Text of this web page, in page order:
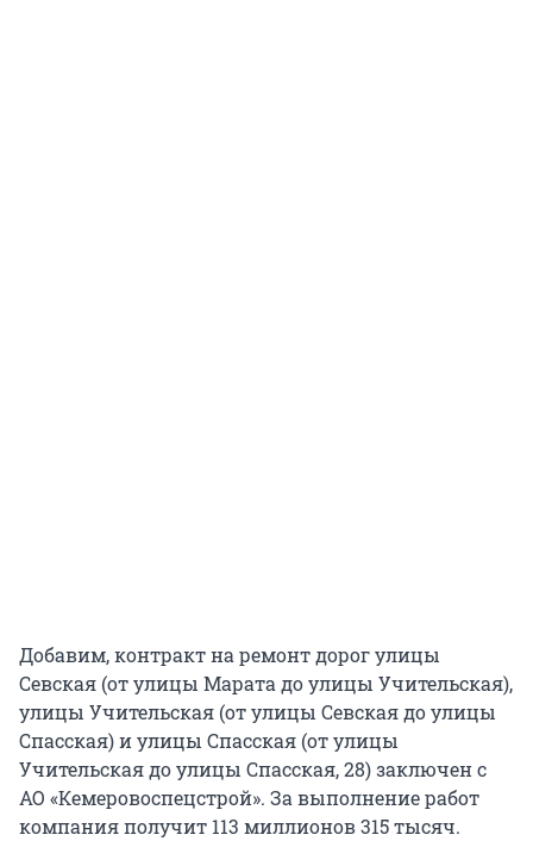
Добавим, контракт на ремонт дорог улицы
Севская (от улицы Марата до улицы Учительская),
улицы Учительская (от улицы Севская до улицы
Спасская) и улицы Спасская (от улицы
Учительская до улицы Спасская, 28) заключен с
АО «Кемеровоспецстрой». За выполнение работ
компания получит 113 миллионов 315 тысяч.